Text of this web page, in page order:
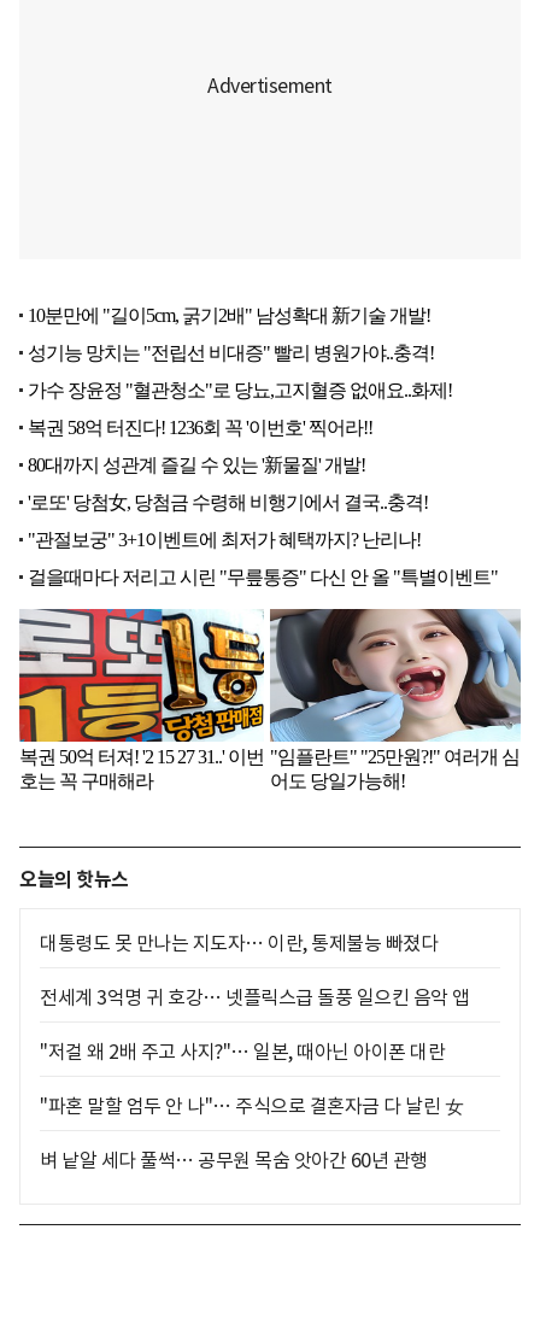
오늘의 핫뉴스
대통령도 못 만나는 지도자… 이란, 통제불능 빠졌다
전세계 3억명 귀 호강… 넷플릭스급 돌풍 일으킨 음악 앱
"저걸 왜 2배 주고 사지?"… 일본, 때아닌 아이폰 대란
"파혼 말할 엄두 안 나"… 주식으로 결혼자금 다 날린 女
벼 낱알 세다 풀썩… 공무원 목숨 앗아간 60년 관행